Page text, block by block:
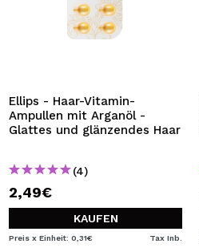
Ellips - Haar-Vitamin-
Ampullen mit Arganöl -
Glattes und glänzendes Haar
(4)
2,49€
KAUFEN
Preis x Einheit: 0,31€ Tax Inb.